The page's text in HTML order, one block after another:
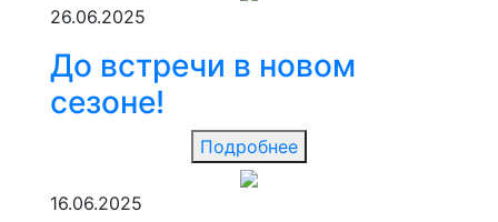
26.06.2025
До встречи в новом
сезоне!
Подробнее
16.06.2025